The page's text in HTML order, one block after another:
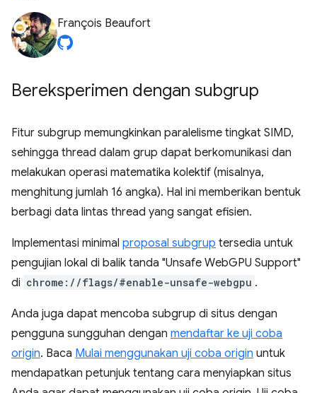
François Beaufort
Bereksperimen dengan subgrup
Fitur subgrup memungkinkan paralelisme tingkat SIMD,
sehingga thread dalam grup dapat berkomunikasi dan
melakukan operasi matematika kolektif (misalnya,
menghitung jumlah 16 angka). Hal ini memberikan bentuk
berbagi data lintas thread yang sangat efisien.
Implementasi minimal proposal subgrup tersedia untuk
pengujian lokal di balik tanda "Unsafe WebGPU Support"
di chrome://flags/#enable-unsafe-webgpu .
Anda juga dapat mencoba subgrup di situs dengan
pengguna sungguhan dengan mendaftar ke uji coba
origin. Baca Mulai menggunakan uji coba origin untuk
mendapatkan petunjuk tentang cara menyiapkan situs